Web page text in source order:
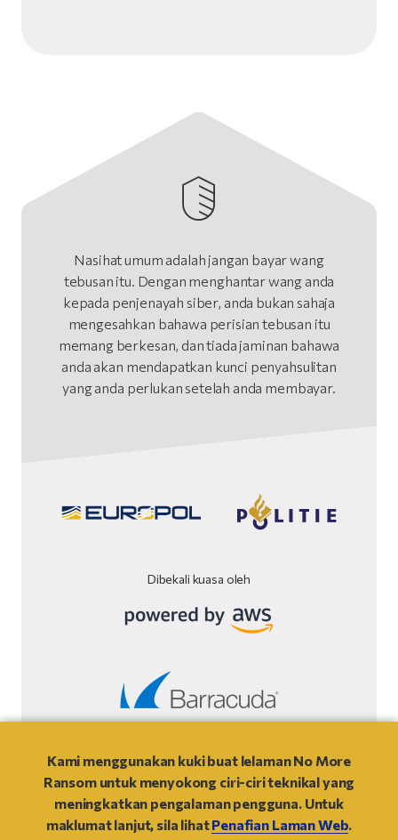
Nasihat umum adalah jangan bayar wang
tebusan itu. Dengan menghantar wang anda
kepada penjenayah siber, anda bukan sahaja
mengesahkan bahawa perisian tebusan itu
memang berkesan, dan tiada jaminan bahawa
anda akan mendapatkan kunci penyahsulitan
yang anda perlukan setelah anda membayar.
Dibekali kuasa oleh
© 2021- NO MORE RANSOM
Kami menggunakan kuki buat lelaman No More
Ransom untuk menyokong ciri-ciri teknikal yang
meningkatkan pengalaman pengguna. Untuk
maklumat lanjut, sila lihatPenafian Laman Web.